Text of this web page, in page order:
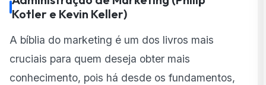
Kotler e Kevin Keller)
A bíblia do marketing é um dos livros mais
cruciais para quem deseja obter mais
conhecimento, pois há desde os fundamentos,